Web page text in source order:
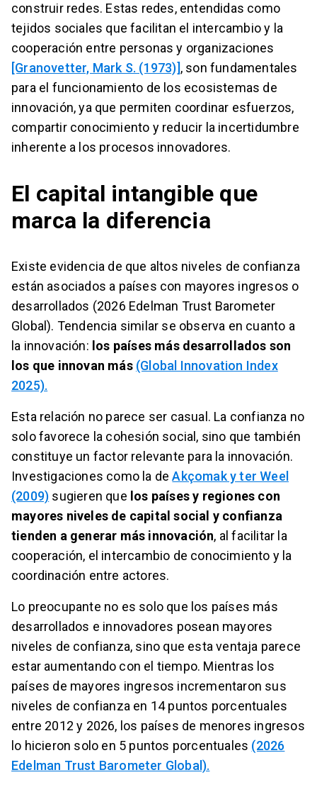
construir redes. Estas redes, entendidas como
tejidos sociales que facilitan el intercambio y la
cooperación entre personas y organizaciones
[Granovetter, Mark S. (1973)], son fundamentales
para el funcionamiento de los ecosistemas de
innovación, ya que permiten coordinar esfuerzos,
compartir conocimiento y reducir la incertidumbre
inherente a los procesos innovadores.
El capital intangible que
marca la diferencia
Existe evidencia de que altos niveles de confianza
están asociados a países con mayores ingresos o
desarrollados (2026 Edelman Trust Barometer
Global). Tendencia similar se observa en cuanto a
la innovación: los países más desarrollados son
los que innovan más (Global Innovation Index
2025).
Esta relación no parece ser casual. La confianza no
solo favorece la cohesión social, sino que también
constituye un factor relevante para la innovación.
Investigaciones como la deAkçomak y ter Weel
(2009) sugieren que los países y regiones con
mayores niveles de capital social y confianza
tienden a generar más innovación, al facilitar la
cooperación, el intercambio de conocimiento y la
coordinación entre actores.
Lo preocupante no es solo que los países más
desarrollados e innovadores posean mayores
niveles de confianza, sino que esta ventaja parece
estar aumentando con el tiempo. Mientras los
países de mayores ingresos incrementaron sus
niveles de confianza en 14 puntos porcentuales
entre 2012 y 2026, los países de menores ingresos
lo hicieron solo en 5 puntos porcentuales (2026
Edelman Trust Barometer Global).